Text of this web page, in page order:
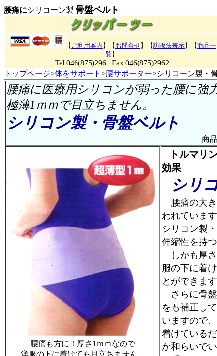
腰痛にシリコーン製 骨盤ベルト
【 ご利用案内 】【 お問合せ】【訪販法表示】【商品一
覧 】
Tel 046(875)2961 Fax 046(875)2962
トップページ>体をサポート >腰サポーター>シリコーン製・
腰痛に医療用シリコンが弱った腰に強
極薄1ｍｍで目立ちません。
シリコン製・骨盤ベルト
商品番
腰痛 も方に！厚さ1ｍｍなので
洋服の下に着けても目立ちません。
トルマリ
効果
シリ
腰痛の大
われていま
シリコン製
伸縮性を持
しかも厚さ
服の下に着
とができま
さらに骨盤
をも補正し
いますので
着けている
か和らいで